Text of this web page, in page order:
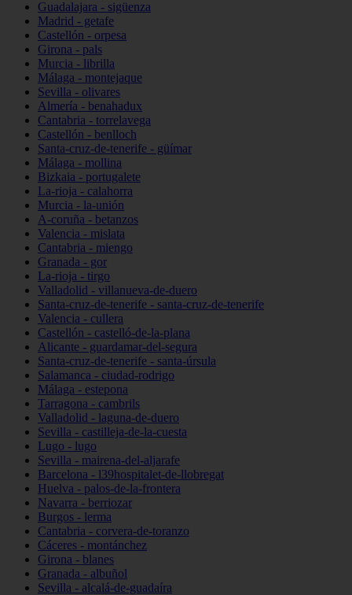
Guadalajara - sigüenza
Madrid - getafe
Castellón - orpesa
Girona - pals
Murcia - librilla
Málaga - montejaque
Sevilla - olivares
Almería - benahadux
Cantabria - torrelavega
Castellón - benlloch
Santa-cruz-de-tenerife - güímar
Málaga - mollina
Bizkaia - portugalete
La-rioja - calahorra
Murcia - la-unión
A-coruña - betanzos
Valencia - mislata
Cantabria - miengo
Granada - gor
La-rioja - tirgo
Valladolid - villanueva-de-duero
Santa-cruz-de-tenerife - santa-cruz-de-tenerife
Valencia - cullera
Castellón - castelló-de-la-plana
Alicante - guardamar-del-segura
Santa-cruz-de-tenerife - santa-úrsula
Salamanca - ciudad-rodrigo
Málaga - estepona
Tarragona - cambrils
Valladolid - laguna-de-duero
Sevilla - castilleja-de-la-cuesta
Lugo - lugo
Sevilla - mairena-del-aljarafe
Barcelona - l39hospitalet-de-llobregat
Huelva - palos-de-la-frontera
Navarra - berriozar
Burgos - lerma
Cantabria - corvera-de-toranzo
Cáceres - montánchez
Girona - blanes
Granada - albuñol
Sevilla - alcalá-de-guadaíra